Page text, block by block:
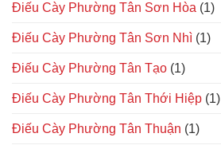
Điếu Cày Phường Tân Sơn Hòa (1)
Điếu Cày Phường Tân Sơn Nhì (1)
Điếu Cày Phường Tân Tạo (1)
Điếu Cày Phường Tân Thới Hiệp (1)
Điếu Cày Phường Tân Thuận (1)